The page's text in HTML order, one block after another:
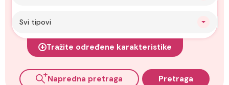
Svi tipovi
Tražite određene karakteristike
Napredna pretraga Pretraga